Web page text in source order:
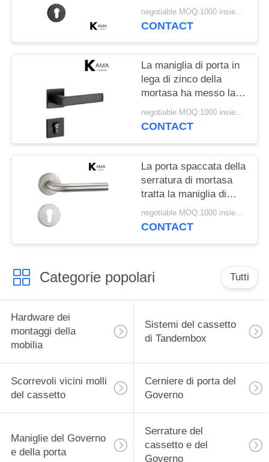
di porta della mortasa
di spaccatura della
negotiable MOQ:1000 insiemi/colore
CONTACT
La maniglia di porta in
lega di zinco della
mortasa ha messo la
serratura di porta
dell'interno della
negotiable MOQ:1000 insiemi/colore
CONTACT
La porta spaccata della
serratura di mortasa
tratta la maniglia di
leva meccanica della
mortasa di acciaio
negotiable MOQ:1000 insiemi/colore
CONTACT
Categorie popolari Tutti
Hardware dei
montaggi della
mobilia
Sistemi del cassetto
di Tandembox
Scorrevoli vicini molli
del cassetto
Cerniere di porta del
Governo
Maniglie del Governo
e della porta
Serrature del
cassetto e del
Governo